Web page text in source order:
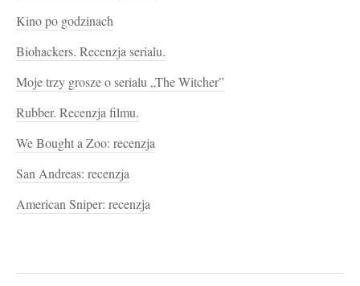
Kino po godzinach
Biohackers. Recenzja serialu.
Moje trzy grosze o serialu „The Witcher”
Rubber. Recenzja filmu.
We Bought a Zoo: recenzja
San Andreas: recenzja
American Sniper: recenzja